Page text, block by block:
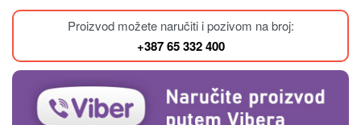
Proizvod možete naručiti i pozivom na broj:
+387 65 332 400